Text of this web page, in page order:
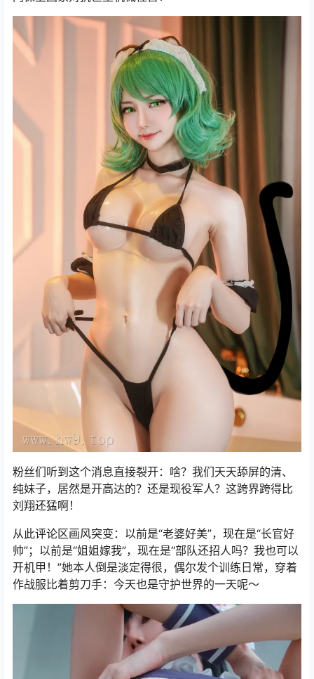
粉丝们听到这个消息直接裂开：啥？我们天天舔屏的清、
纯妹子，居然是开高达的？还是现役军人？这跨界跨得比
刘翔还猛啊！
从此评论区画风突变：以前是“老婆好美”，现在是“长官好
帅”；以前是“姐姐嫁我”，现在是“部队还招人吗？我也可以
开机甲！”她本人倒是淡定得很，偶尔发个训练日常，穿着
作战服比着剪刀手：今天也是守护世界的一天呢～